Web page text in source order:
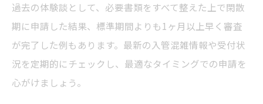
過去の体験談として、必要書類をすべて整えた上で閑散
期に申請した結果、標準期間よりも1ヶ月以上早く審査
が完了した例もあります。最新の入管混雑情報や受付状
況を定期的にチェックし、最適なタイミングでの申請を
心がけましょう。